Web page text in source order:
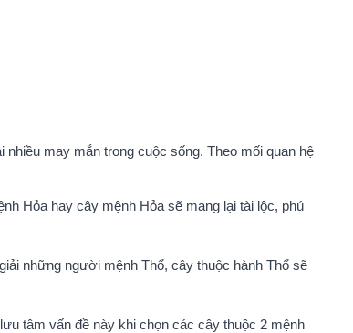
may mắn trong cuộc sống. Theo mối quan hệ
Hỏa hay cây mệnh Hỏa sẽ mang lại tài lộc, phú
những người mệnh Thổ, cây thuộc hành Thổ sẽ
tâm vấn đề này khi chọn các cây thuộc 2 mệnh